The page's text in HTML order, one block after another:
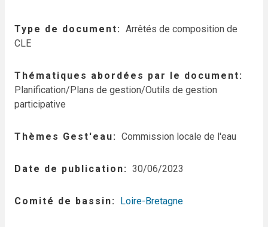
Type de document
Arrêtés de composition de
CLE
Thématiques abordées par le document
Planification/Plans de gestion/Outils de gestion
participative
Thèmes Gest'eau Commission locale de l'eau
Date de publication 30/06/2023
Comité de bassin Loire-Bretagne